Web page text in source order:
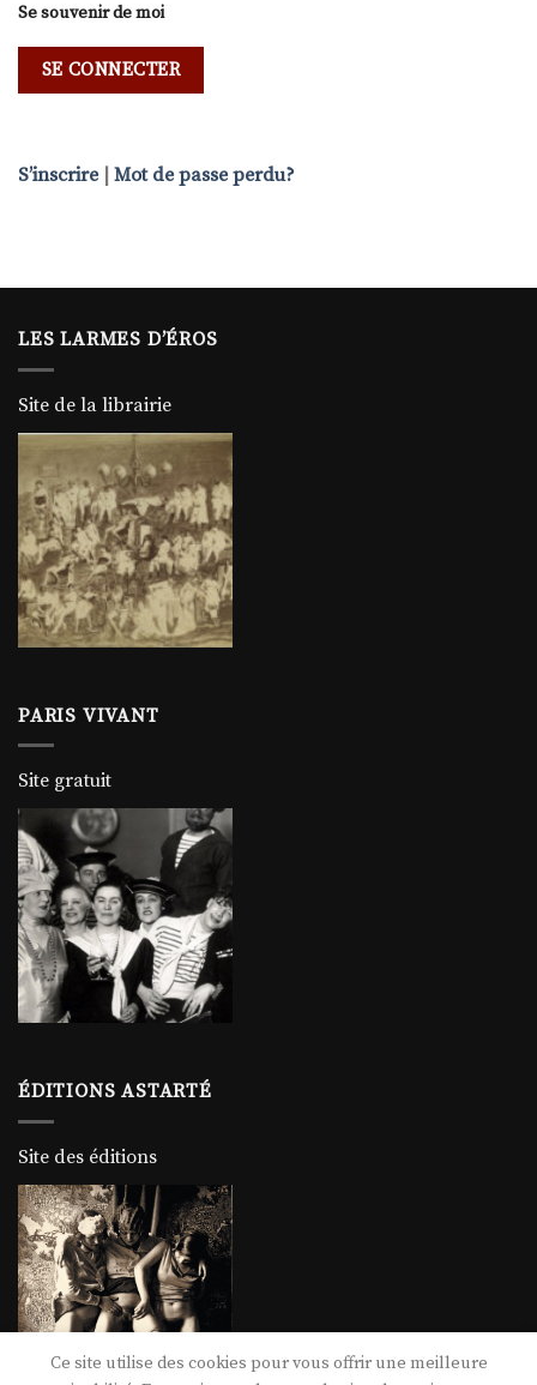
Se souvenir de moi
S’inscrire Mot de passe perdu?
LES LARMES D’ÉROS
Site de la librairie
PARIS VIVANT
Site gratuit
ÉDITIONS ASTARTÉ
Site des éditions
Ce site utilise des cookies pour vous offrir une meilleure